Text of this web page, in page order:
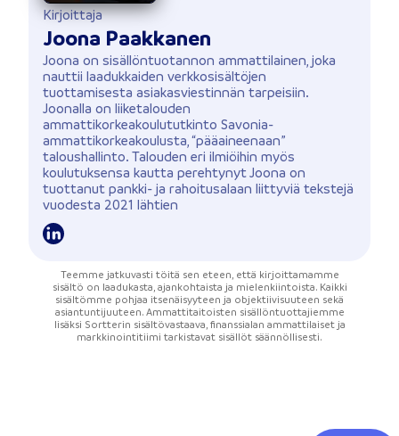
Kirjoittaja
Joona Paakkanen
Joona on sisällöntuotannon ammattilainen, joka
nauttii laadukkaiden verkkosisältöjen
tuottamisesta asiakasviestinnän tarpeisiin.
Joonalla on liiketalouden
ammattikorkeakoulututkinto Savonia-
ammattikorkeakoulusta, “pääaineenaan”
taloushallinto. Talouden eri ilmiöihin myös
koulutuksensa kautta perehtynyt Joona on
tuottanut pankki- ja rahoitusalaan liittyviä tekstejä
vuodesta 2021 lähtien
Teemme jatkuvasti töitä sen eteen, että kirjoittamamme
sisältö on laadukasta, ajankohtaista ja mielenkiintoista. Kaikki
sisältömme pohjaa itsenäisyyteen ja objektiivisuuteen sekä
asiantuntijuuteen. Ammattitaitoisten sisällöntuottajiemme
lisäksi Sortterin sisältövastaava, finanssialan ammattilaiset ja
markkinointitiimi tarkistavat sisällöt säännöllisesti.